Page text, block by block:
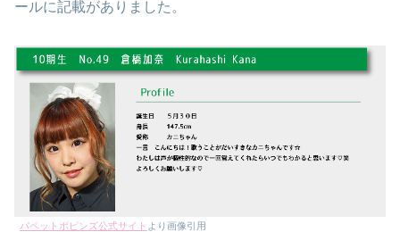
ールに記載がありました。
パペットポピンズ公式サイト より画像引用